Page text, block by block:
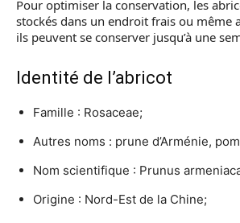
Pour optimiser la conservation, les
stockés dans un endroit frais ou même
ils peuvent se conserver jusqu’à une
Identité de l’abricot
Famille : Rosaceae;
Autres noms : prune d’Arménie,
Nom scientifique : Prunus
Origine : Nord-Est de la Chine;